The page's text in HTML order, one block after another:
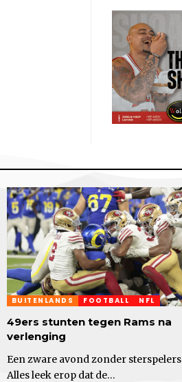
BUITENLANDS FOOTBALL NFL
49ers stunten tegen Rams na
verlenging
Een zware avond zonder sterspelers
Alles leek erop dat de…